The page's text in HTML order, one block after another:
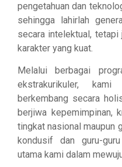
pengetahuan dan
sehingga lahirlah
secara intelektual,
karakter yang kuat.
Melalui berbagai
ekstrakurikuler,
berkembang secara
berjiwa kepemimpinan,
tingkat nasional maupun
kondusif dan guru-
utama kami dalam